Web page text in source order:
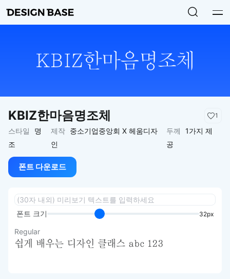
KBIZ한마음명조체 1
스타일
명
조
제작
중소기업중앙회 X 헤움디자
인
두께
1가지 제
공
폰트 다운로드
폰트 크기 32px
Regular
쉽게 배우는 디자인 클래스 abc 123